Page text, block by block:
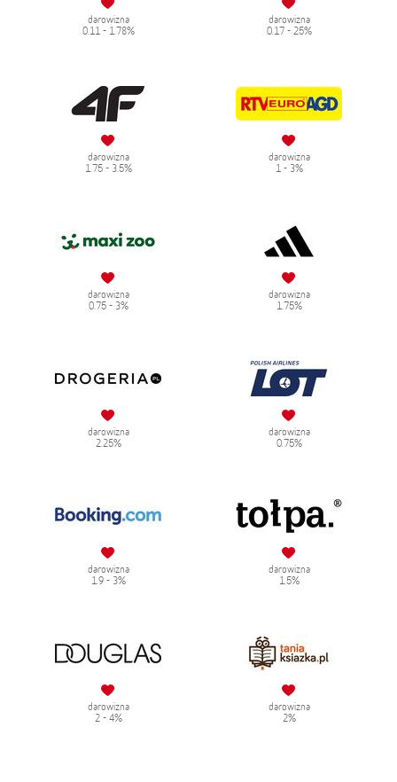
darowizna
0.11 - 1.78%
darowizna
0.17 - 25%
darowizna
1.75 - 3.5%
darowizna
1 - 3%
darowizna
0.75 - 3%
darowizna
1.75%
darowizna
2.25%
darowizna
0.75%
darowizna
1.9 - 3%
darowizna
1.5%
darowizna
2 - 4%
darowizna
2%